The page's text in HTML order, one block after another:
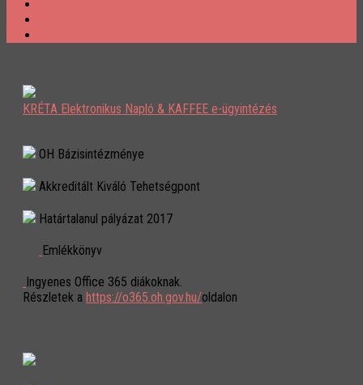
KRÉTA Elektronikus Napló & KAFFEE e-ügyintézés
OH Bázisintézménye
Akkreditált Kiváló Tehetségpont
Határtalanul pályázat 2017
Emlékkönyv
Ingyenes Office 365 diákoknak.
Részletek a https://o365.oh.gov.hu/oldalon